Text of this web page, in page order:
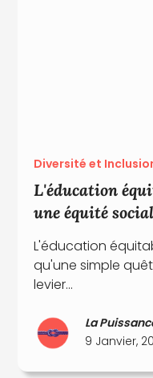
Diversité et
L'éducation
une équité
L'éducation
qu'une simple
levier...
La
9 Janvier,